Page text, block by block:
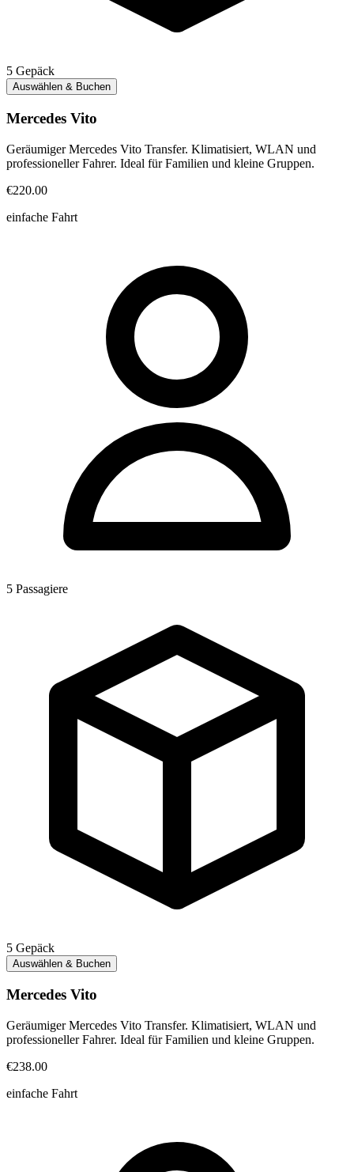
5 Gepäck
Auswählen & Buchen
Mercedes Vito
Geräumiger Mercedes Vito Transfer. Klimatisiert, WLAN und
professioneller Fahrer. Ideal für Familien und kleine Gruppen.
€220.00
einfache Fahrt
5 Passagiere
5 Gepäck
Auswählen & Buchen
Mercedes Vito
Geräumiger Mercedes Vito Transfer. Klimatisiert, WLAN und
professioneller Fahrer. Ideal für Familien und kleine Gruppen.
€238.00
einfache Fahrt